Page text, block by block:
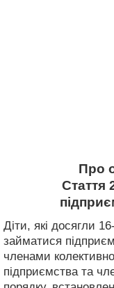
Про
Стаття
Діти, які досягли
займатися
членами
підприємства та